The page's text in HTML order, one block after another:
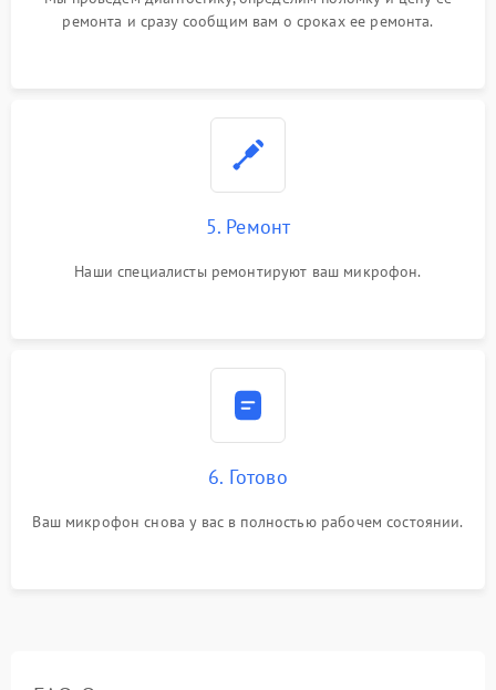
ремонта и сразу сообщим вам о сроках ее ремонта.
5. Ремонт
Наши специалисты ремонтируют ваш микрофон.
6. Готово
Ваш микрофон снова у вас в полностью рабочем состоянии.